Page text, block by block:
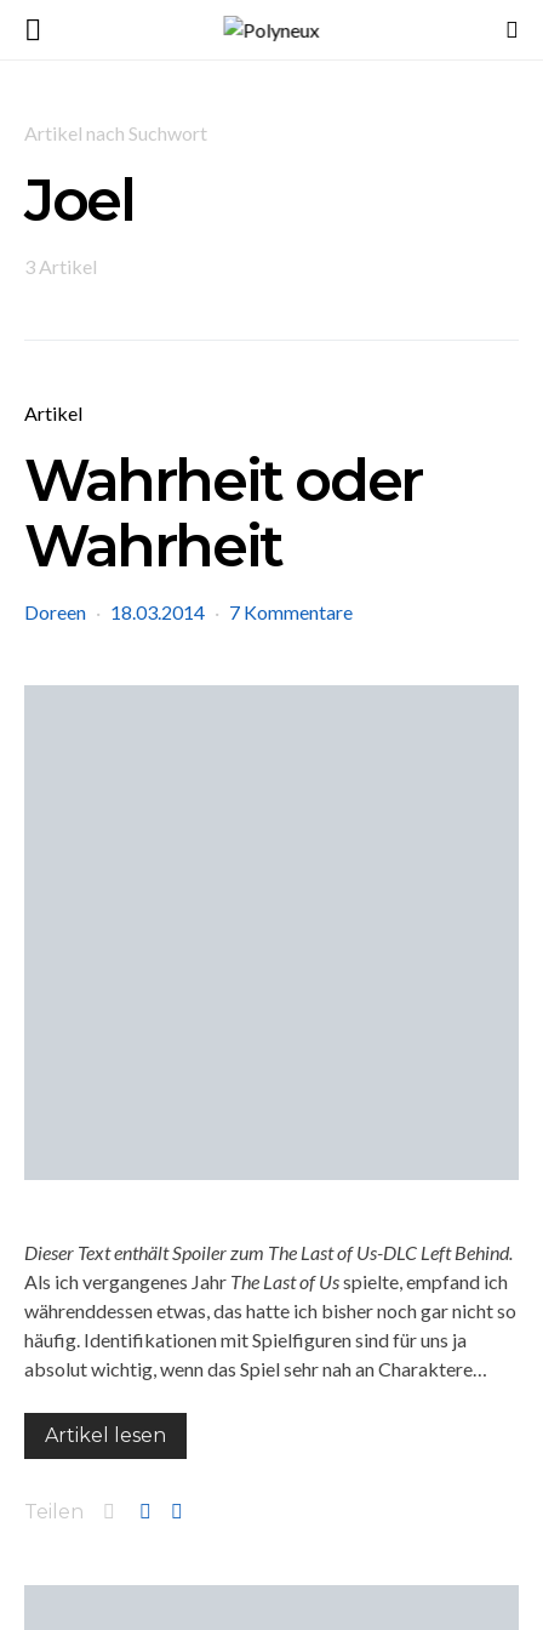
Artikel nach Suchwort
Joel
3 Artikel
Artikel
Wahrheit oder
Wahrheit
Doreen 18.03.2014 7 Kommentare
Dieser Text enthält Spoiler zum The Last of Us-DLC Left Behind.
Als ich vergangenes Jahr The Last of Usspielte, empfand ich
währenddessen etwas, das hatte ich bisher noch gar nicht so
häufig. Identifikationen mit Spielfiguren sind für uns ja
absolut wichtig, wenn das Spiel sehr nah an Charaktere…
Artikel lesen
Teilen